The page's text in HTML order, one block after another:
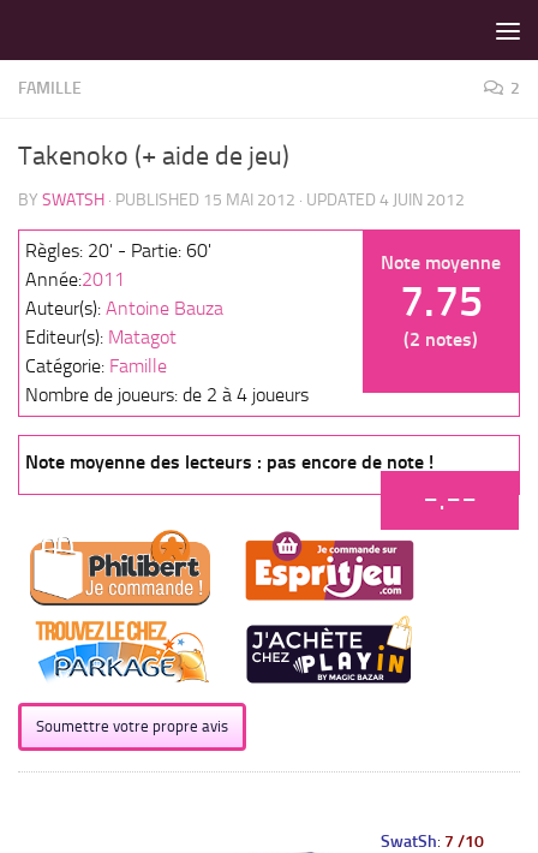
FAMILLE 2
Takenoko (+ aide de jeu)
BY SWATSH · PUBLISHED 15 MAI 2012 · UPDATED 4 JUIN 2012
Note moyenne
7.75
(2 notes)
Règles: 20' - Partie: 60'
Année:2011
Auteur(s): Antoine Bauza
Editeur(s): Matagot
Catégorie: Famille
Nombre de joueurs: de 2 à 4 joueurs
Note moyenne des lecteurs : pas encore de note !
-.--
Soumettre votre propre avis
SwatSh: 7 /10